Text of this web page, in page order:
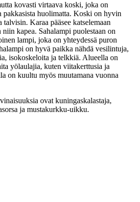
kovasti virtaava koski, joka on
huolimatta. Koski on hyvin
Karaa pääsee katselemaan
kapea. Sahalampi puolestaan on
lampi, joka on yhteydessä puron
on hyvä paikka nähdä vesilintuja,
isokoskeloita ja telkkiä. Alueella on
yölaulajia, kuten viitakerttusia ja
on kuultu myös muutamana vuonna
ovat kuningaskalastaja,
ja mustakurkku-uikku.